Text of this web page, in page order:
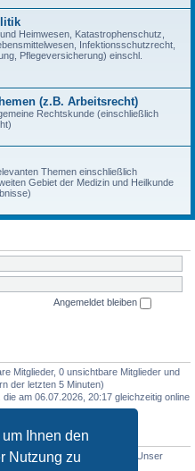
Ihnen den
Nutzung zu
Heimwesen, Katastrophenschutz,
Infektionsschutzrecht,
Pflegeversicherung) einschl.
(z.B. Arbeitsrecht)
Rechtskunde (einschließlich
Themen einschließlich
Gebiet der Medizin und Heilkunde
Angemeldet bleiben
Mitglieder, 0 unsichtbare Mitglieder und
der letzten 5 Minuten)
die am 06.07.2026, 20:17 gleichzeitig online
1632 • Mitglieder insgesamt
• Unser